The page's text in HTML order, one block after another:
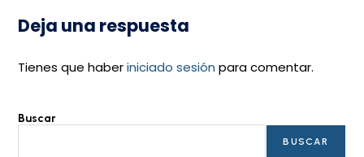
Deja una respuesta
Tienes que haberiniciado sesión para comentar.
Buscar
BUSCAR